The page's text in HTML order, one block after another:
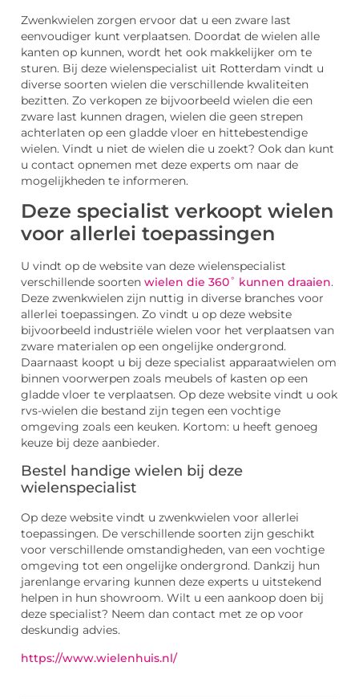
Zwenkwielen zorgen ervoor dat u een zware last
eenvoudiger kunt verplaatsen. Doordat de wielen alle
kanten op kunnen, wordt het ook makkelijker om te
sturen. Bij deze wielenspecialist uit Rotterdam vindt u
diverse soorten wielen die verschillende kwaliteiten
bezitten. Zo verkopen ze bijvoorbeeld wielen die een
zware last kunnen dragen, wielen die geen strepen
achterlaten op een gladde vloer en hittebestendige
wielen. Vindt u niet de wielen die u zoekt? Ook dan kunt
u contact opnemen met deze experts om naar de
mogelijkheden te informeren.
Deze specialist verkoopt wielen
voor allerlei toepassingen
U vindt op de website van deze wielenspecialist
verschillende soorten wielen die 360˚ kunnen draaien.
Deze zwenkwielen zijn nuttig in diverse branches voor
allerlei toepassingen. Zo vindt u op deze website
bijvoorbeeld industriële wielen voor het verplaatsen van
zware materialen op een ongelijke ondergrond.
Daarnaast koopt u bij deze specialist apparaatwielen om
binnen voorwerpen zoals meubels of kasten op een
gladde vloer te verplaatsen. Op deze website vindt u ook
rvs-wielen die bestand zijn tegen een vochtige
omgeving zoals een keuken. Kortom: u heeft genoeg
keuze bij deze aanbieder.
Bestel handige wielen bij deze
wielenspecialist
Op deze website vindt u zwenkwielen voor allerlei
toepassingen. De verschillende soorten zijn geschikt
voor verschillende omstandigheden, van een vochtige
omgeving tot een ongelijke ondergrond. Dankzij hun
jarenlange ervaring kunnen deze experts u uitstekend
helpen in hun showroom. Wilt u een aankoop doen bij
deze specialist? Neem dan contact met ze op voor
deskundig advies.
https://www.wielenhuis.nl/